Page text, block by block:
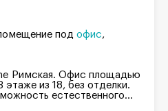
под офис
Римская. Офис площадью
из 18, без отделки.
естественного...